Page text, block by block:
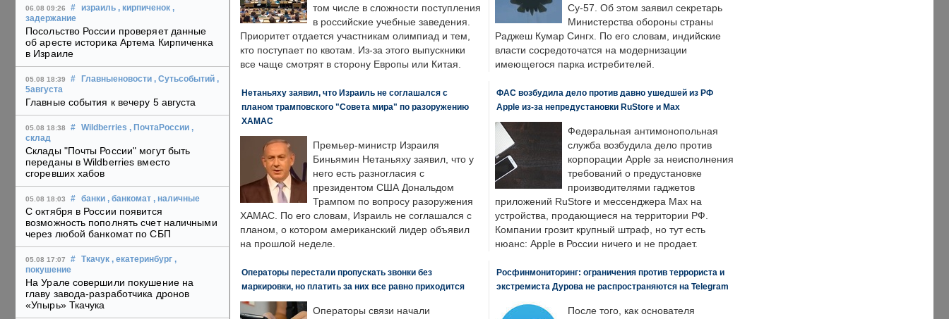
06.08 09:26 # израиль , кирпиченок ,
задержание
Посольство России проверяет данные
об аресте историка Артема Кирпиченка
в Израиле
05.08 18:39 # Главныеновости , Сутьсобытий ,
5августа
Главные события к вечеру 5 августа
05.08 18:38 # Wildberries , ПочтаРоссии ,
склад
Склады "Почты России" могут быть
переданы в Wildberries вместо
сгоревших хабов
05.08 18:03 # банки , банкомат , наличные
С октября в России появится
возможность пополнять счет наличными
через любой банкомат по СБП
05.08 17:07 # Ткачук , екатеринбург ,
покушение
На Урале совершили покушение на
главу завода-разработчика дронов
«Упырь» Ткачука
том числе в сложности поступления
в российские учебные заведения.
Приоритет отдается участникам олимпиад и тем,
кто поступает по квотам. Из-за этого выпускники
все чаще смотрят в сторону Европы или Китая.
Су-57. Об этом заявил секретарь
Министерства обороны страны
Раджеш Кумар Сингх. По его словам, индийские
власти сосредоточатся на модернизации
имеющегося парка истребителей.
Нетаньяху заявил, что Израиль не соглашался с
планом трамповского "Совета мира" по разоружению
ХАМАС
Премьер-министр Израиля
Биньямин Нетаньяху заявил, что у
него есть разногласия с
президентом США Дональдом
Трампом по вопросу разоружения
ХАМАС. По его словам, Израиль не соглашался с
планом, о котором американский лидер объявил
на прошлой неделе.
ФАС возбудила дело против давно ушедшей из РФ
Apple из-за непредустановки RuStore и Max
Федеральная антимонопольная
служба возбудила дело против
корпорации Apple за неисполнения
требований о предустановке
производителями гаджетов
приложений RuStore и мессенджера Max на
устройства, продающиеся на территории РФ.
Компании грозит крупный штраф, но тут есть
нюанс: Apple в России ничего и не продает.
Операторы перестали пропускать звонки без
маркировки, но платить за них все равно приходится
Операторы связи начали
Росфинмониторинг: ограничения против террориста и
экстремиста Дурова не распространяются на Telegram
После того, как основателя